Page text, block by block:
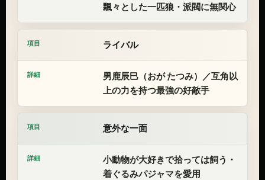
飄々とした一匹狼・派閥に無関心
ライバル
男鹿辰巳（おが たつみ）／互角以
上の力を持つ最強の好敵手
意外な一面
小動物が大好きで拾っては飼う・
着ぐるみパジャマを愛用